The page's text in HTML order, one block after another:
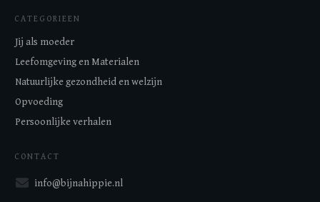
CATEGORIEEN
Jij als moeder
Leefomgeving en Materialen
Natuurlijke gezondheid en welzijn
Opvoeding
Persoonlijke verhalen
CONTACT
info@bijnahippie.nl